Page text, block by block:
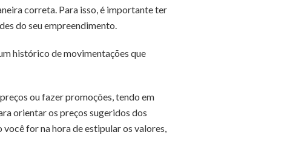
correta. Para isso, é importante ter
do seu empreendimento.
histórico de movimentações que
ou fazer promoções, tendo em
orientar os preços sugeridos dos
for na hora de estipular os valores,